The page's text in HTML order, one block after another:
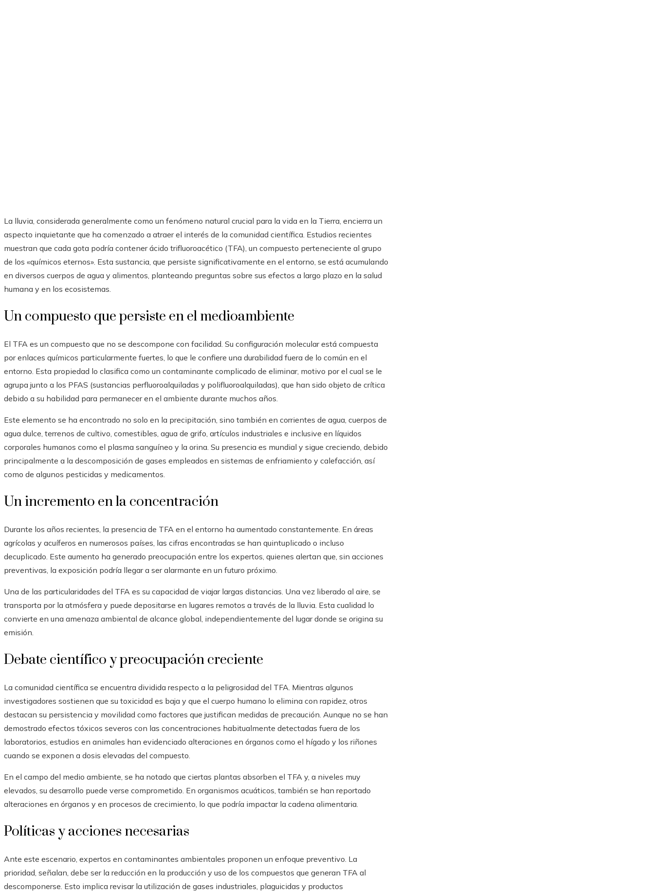
La lluvia, considerada generalmente como un fenómeno natural crucial para la vida en la Tierra, encierra un
aspecto inquietante que ha comenzado a atraer el interés de la comunidad científica. Estudios recientes
muestran que cada gota podría contener ácido trifluoroacético (TFA), un compuesto perteneciente al grupo
de los «químicos eternos». Esta sustancia, que persiste significativamente en el entorno, se está acumulando
en diversos cuerpos de agua y alimentos, planteando preguntas sobre sus efectos a largo plazo en la salud
humana y en los ecosistemas.
Un compuesto que persiste en el medioambiente
El TFA es un compuesto que no se descompone con facilidad. Su configuración molecular está compuesta
por enlaces químicos particularmente fuertes, lo que le confiere una durabilidad fuera de lo común en el
entorno. Esta propiedad lo clasifica como un contaminante complicado de eliminar, motivo por el cual se le
agrupa junto a los PFAS (sustancias perfluoroalquiladas y polifluoroalquiladas), que han sido objeto de crítica
debido a su habilidad para permanecer en el ambiente durante muchos años.
Este elemento se ha encontrado no solo en la precipitación, sino también en corrientes de agua, cuerpos de
agua dulce, terrenos de cultivo, comestibles, agua de grifo, artículos industriales e inclusive en líquidos
corporales humanos como el plasma sanguíneo y la orina. Su presencia es mundial y sigue creciendo, debido
principalmente a la descomposición de gases empleados en sistemas de enfriamiento y calefacción, así
como de algunos pesticidas y medicamentos.
Un incremento en la concentración
Durante los años recientes, la presencia de TFA en el entorno ha aumentado constantemente. En áreas
agrícolas y acuíferos en numerosos países, las cifras encontradas se han quintuplicado o incluso
decuplicado. Este aumento ha generado preocupación entre los expertos, quienes alertan que, sin acciones
preventivas, la exposición podría llegar a ser alarmante en un futuro próximo.
Una de las particularidades del TFA es su capacidad de viajar largas distancias. Una vez liberado al aire, se
transporta por la atmósfera y puede depositarse en lugares remotos a través de la lluvia. Esta cualidad lo
convierte en una amenaza ambiental de alcance global, independientemente del lugar donde se origina su
emisión.
Debate científico y preocupación creciente
La comunidad científica se encuentra dividida respecto a la peligrosidad del TFA. Mientras algunos
investigadores sostienen que su toxicidad es baja y que el cuerpo humano lo elimina con rapidez, otros
destacan su persistencia y movilidad como factores que justifican medidas de precaución. Aunque no se han
demostrado efectos tóxicos severos con las concentraciones habitualmente detectadas fuera de los
laboratorios, estudios en animales han evidenciado alteraciones en órganos como el hígado y los riñones
cuando se exponen a dosis elevadas del compuesto.
En el campo del medio ambiente, se ha notado que ciertas plantas absorben el TFA y, a niveles muy
elevados, su desarrollo puede verse comprometido. En organismos acuáticos, también se han reportado
alteraciones en órganos y en procesos de crecimiento, lo que podría impactar la cadena alimentaria.
Políticas y acciones necesarias
Ante este escenario, expertos en contaminantes ambientales proponen un enfoque preventivo. La
prioridad, señalan, debe ser la reducción en la producción y uso de los compuestos que generan TFA al
descomponerse. Esto implica revisar la utilización de gases industriales, plaguicidas y productos